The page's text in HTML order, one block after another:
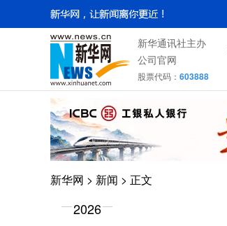
新华通讯社主办
公司官网
股票代码： 603888
新华网 > 新闻 > 正文
2026